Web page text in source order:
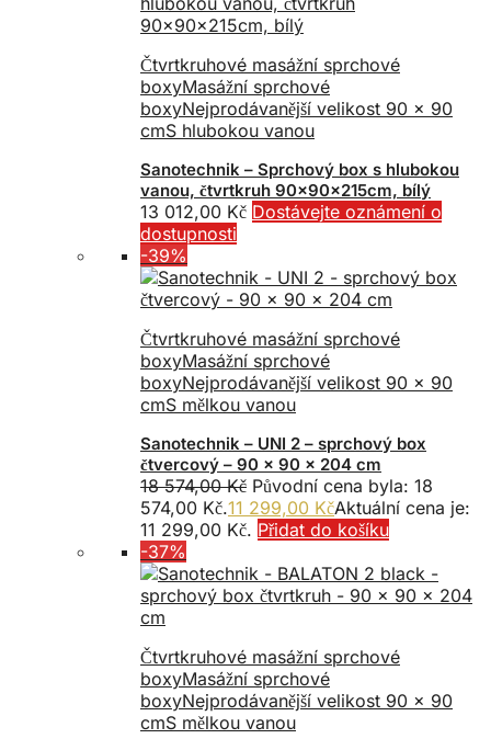
Čtvrtkruhové masážní sprchové
boxyMasážní sprchové
boxyNejprodávanější velikost 90 x 90
cmS hlubokou vanou
Sanotechnik – Sprchový box s hlubokou
vanou, čtvrtkruh 90x90x215cm, bílý
13 012,00 Kč Dostávejte oznámení o
dostupnosti
-39%
Čtvrtkruhové masážní sprchové
boxyMasážní sprchové
boxyNejprodávanější velikost 90 x 90
cmS mělkou vanou
Sanotechnik – UNI 2 – sprchový box
čtvercový – 90 x 90 x 204 cm
18 574,00Kč Původní cena byla: 18
574,00 Kč.11 299,00 KčAktuální cena je:
11 299,00 Kč. Přidat do košíku
-37%
Čtvrtkruhové masážní sprchové
boxyMasážní sprchové
boxyNejprodávanější velikost 90 x 90
cmS mělkou vanou